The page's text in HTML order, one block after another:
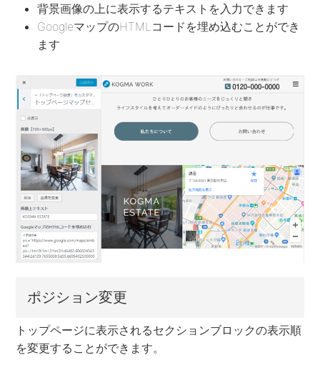
背景画像の上に表示するテキストを入力できます
GoogleマップのHTMLコードを埋め込むことができ
ます
ポジション変更
トップページに表示されるセクションブロックの表示順
を変更することができます。